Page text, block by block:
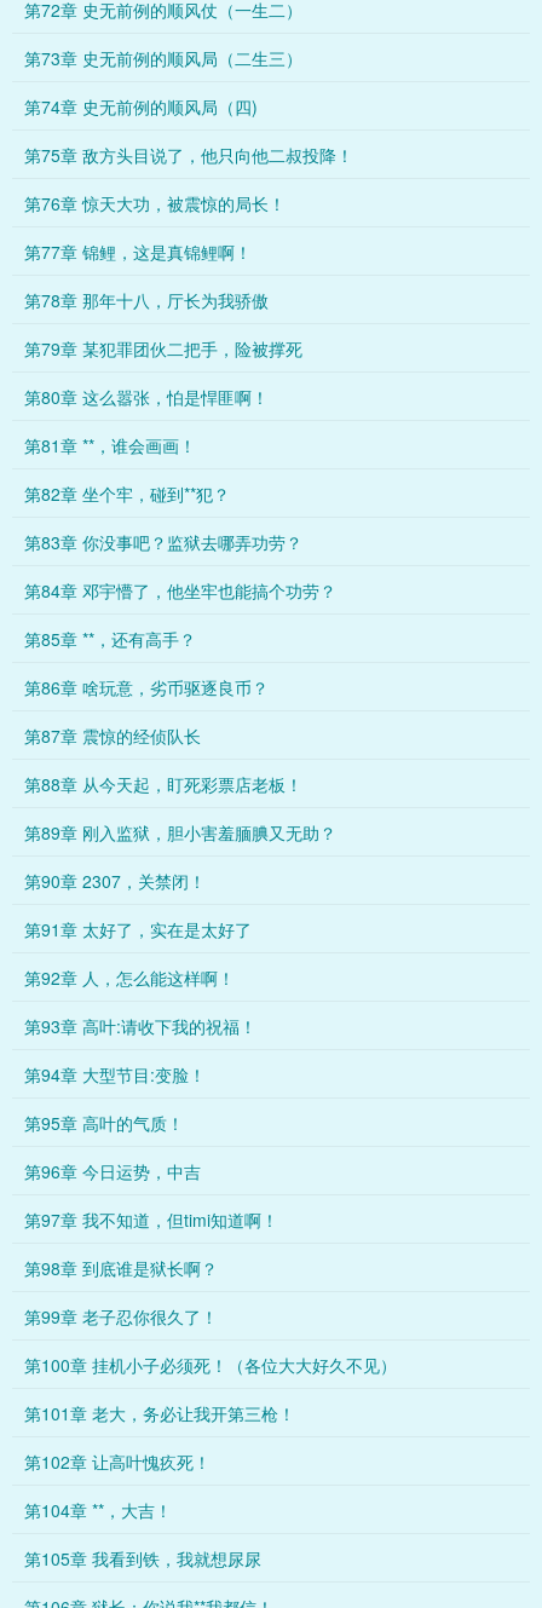
第72章 史无前例的顺风仗（一生二）
第73章 史无前例的顺风局（二生三）
第74章 史无前例的顺风局（四)
第75章 敌方头目说了，他只向他二叔投降！
第76章 惊天大功，被震惊的局长！
第77章 锦鲤，这是真锦鲤啊！
第78章 那年十八，厅长为我骄傲
第79章 某犯罪团伙二把手，险被撑死
第80章 这么嚣张，怕是悍匪啊！
第81章 **，谁会画画！
第82章 坐个牢，碰到**犯？
第83章 你没事吧？监狱去哪弄功劳？
第84章 邓宇懵了，他坐牢也能搞个功劳？
第85章 **，还有高手？
第86章 啥玩意，劣币驱逐良币？
第87章 震惊的经侦队长
第88章 从今天起，盯死彩票店老板！
第89章 刚入监狱，胆小害羞腼腆又无助？
第90章 2307，关禁闭！
第91章 太好了，实在是太好了
第92章 人，怎么能这样啊！
第93章 高叶:请收下我的祝福！
第94章 大型节目:变脸！
第95章 高叶的气质！
第96章 今日运势，中吉
第97章 我不知道，但timi知道啊！
第98章 到底谁是狱长啊？
第99章 老子忍你很久了！
第100章 挂机小子必须死！（各位大大好久不见）
第101章 老大，务必让我开第三枪！
第102章 让高叶愧疚死！
第104章 **，大吉！
第105章 我看到铁，我就想尿尿